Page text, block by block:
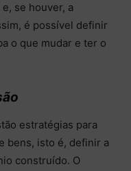
se houver, a
é possível definir
o que mudar e ter o
estratégias para
bens, isto é, definir a
construído. O